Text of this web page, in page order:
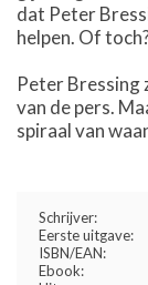
dat Peter
helpen. Of
Peter Bressing
van de pers.
spiraal van
Schrijver:
Eerste uitgave:
ISBN/EAN:
Ebook: